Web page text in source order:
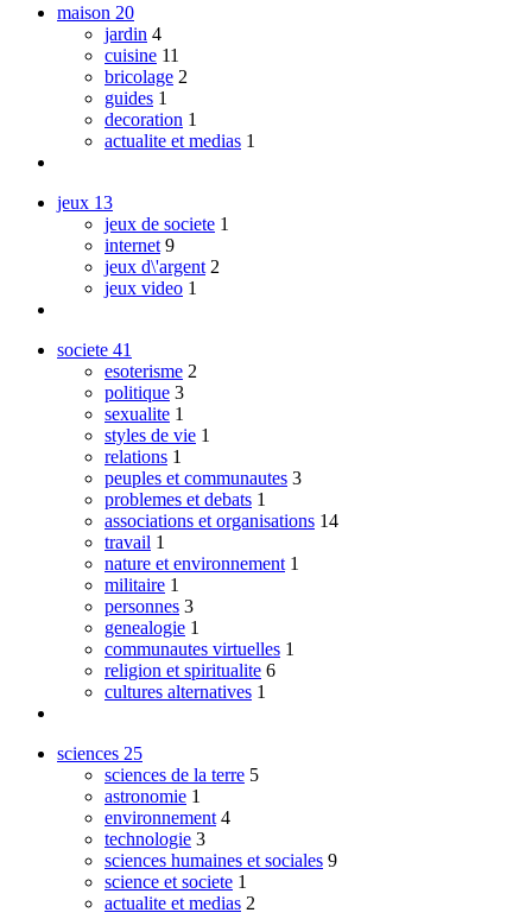
maison 20
jardin 4
cuisine 11
bricolage 2
guides 1
decoration 1
actualite et medias 1
jeux 13
jeux de societe 1
internet 9
jeux d\'argent 2
jeux video 1
societe 41
esoterisme 2
politique 3
sexualite 1
styles de vie 1
relations 1
peuples et communautes 3
problemes et debats 1
associations et organisations 14
travail 1
nature et environnement 1
militaire 1
personnes 3
genealogie 1
communautes virtuelles 1
religion et spiritualite 6
cultures alternatives 1
sciences 25
sciences de la terre 5
astronomie 1
environnement 4
technologie 3
sciences humaines et sociales 9
science et societe 1
actualite et medias 2